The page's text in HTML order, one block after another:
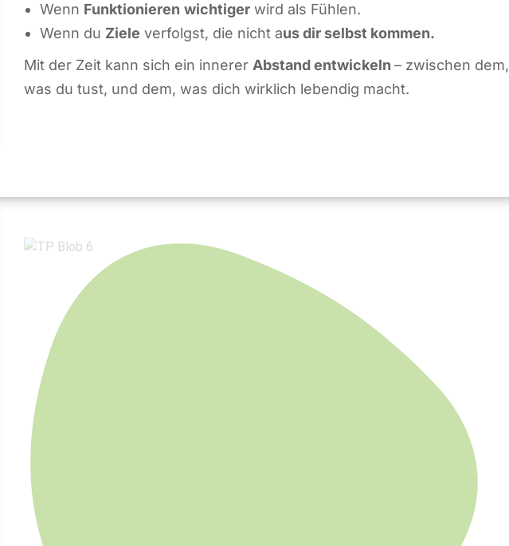
Wenn Funktionieren wichtiger wird als Fühlen.
Wenn du Ziele verfolgst, die nicht aus dir selbst kommen.
Mit der Zeit kann sich ein innerer Abstand entwickeln – zwischen dem,
was du tust, und dem, was dich wirklich lebendig macht.